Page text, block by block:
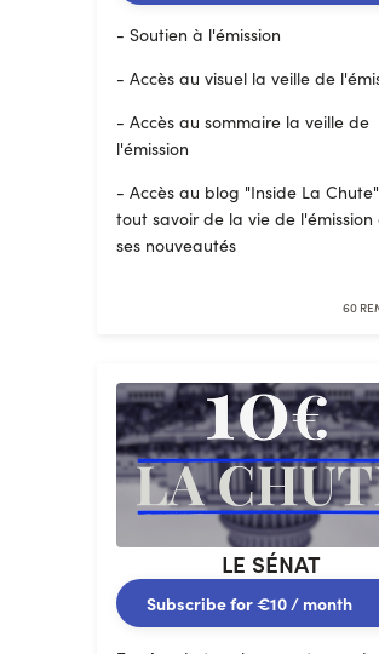
- Soutien à l'émission
- Accès au visuel la veille de
- Accès au sommaire la veille de
l'émission
- Accès au blog "Inside La
tout savoir de la vie de
ses nouveautés
60
LE SÉNAT
Subscribe for€10/ month